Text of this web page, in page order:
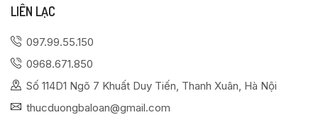
LIÊN LẠC
097.99.55.150
0968.671.850
Số 114D1 Ngõ 7 Khuất Duy Tiến, Thanh Xuân, Hà Nội
thucduongbaloan@gmail.com